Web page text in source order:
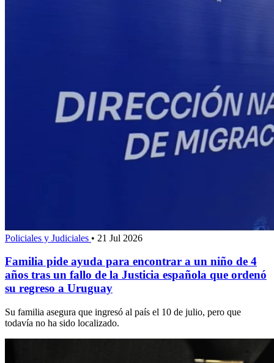
Policiales y Judiciales • 21 Jul 2026
Familia pide ayuda para encontrar a un niño de 4
años tras un fallo de la Justicia española que ordenó
su regreso a Uruguay
Su familia asegura que ingresó al país el 10 de julio, pero que
todavía no ha sido localizado.